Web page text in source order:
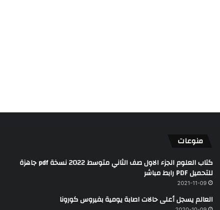
منوعات
كتاب العلوم الجزء الاول صف الثاني متوسط 2022 نسخة pdf جاهزة
للتحميل PDF رابط مباشر
2021-11-09
العالم يسجل أعلى حالات اصابة يومية بفيروس كورونا